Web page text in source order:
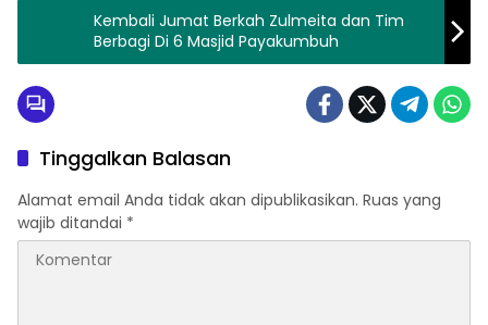
Kembali Jumat Berkah Zulmeita dan Tim
Berbagi Di 6 Masjid Payakumbuh
Tinggalkan Balasan
Alamat email Anda tidak akan dipublikasikan. Ruas yang
wajib ditandai *